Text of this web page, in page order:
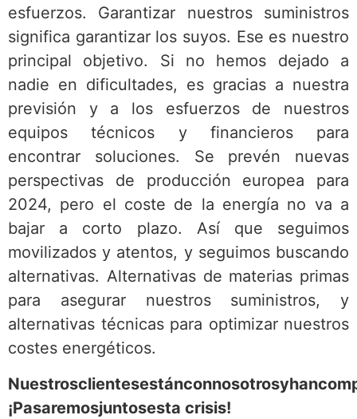
esfuerzos. Garantizar nuestros suministros
significa garantizar los suyos. Ese es nuestro
principal objetivo. Si no hemos dejado a
nadie en dificultades, es gracias a nuestra
previsión y a los esfuerzos de nuestros
equipos técnicos y financieros para
encontrar soluciones. Se prevén nuevas
perspectivas de producción europea para
2024, pero el coste de la energía no va a
bajar a corto plazo. Así que seguimos
movilizados y atentos, y seguimos buscando
alternativas. Alternativas de materias primas
para asegurar nuestros suministros, y
alternativas técnicas para optimizar nuestros
costes energéticos.
Nuestrosclientesestánconnosotrosyhan
¡Pasaremosjuntosesta crisis!